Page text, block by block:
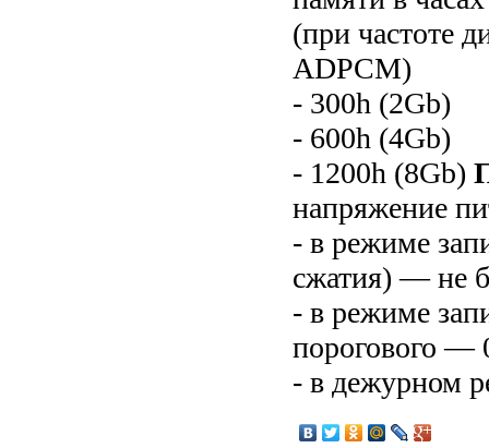
(при частоте
ADPCM)
- 300h (2Gb)
- 600h (4Gb)
- 1200h (8Gb)
напряжение
- в режиме
сжатия) — не
- в режиме
порогового —
- в дежурном